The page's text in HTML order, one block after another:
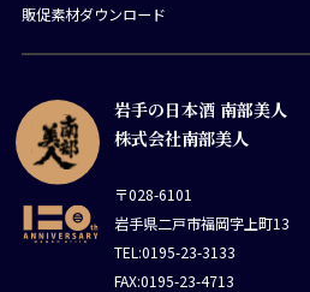
岩手の日本酒 南部美人
株式会社南部美人
〒028-6101
岩手県二戸市福岡字上町13
TEL:0195-23-3133
FAX:0195-23-4713
販促素材ダウンロード